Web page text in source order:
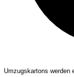
Umzugskartons werden